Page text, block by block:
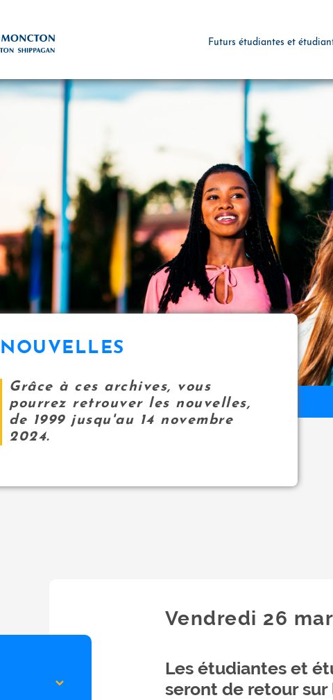
Futurs étudiantes et
NOUVELLES
Grâce à ces archives, vous
pourrez retrouver les nouvelles,
de 1999 jusqu'au 14 novembre
2024.
Vendredi 26
Les étudiantes et
seront de retour sur